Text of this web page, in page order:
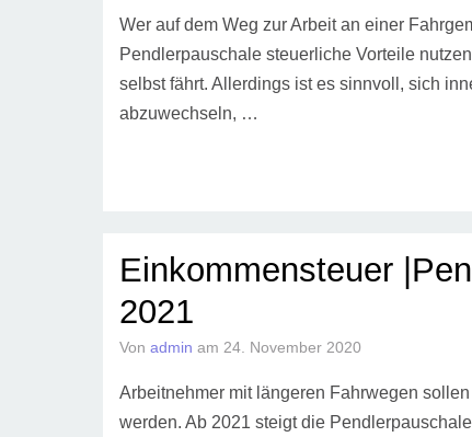
Wer auf dem Weg zur Arbeit an einer
Pendlerpauschale steuerliche Vorteile
selbst fährt. Allerdings ist es sinnvoll, sich
abzuwechseln, …
Einkommensteuer
2021
Von admin am 24. November 2020
Arbeitnehmer mit längeren Fahrwegen
werden. Ab 2021 steigt die